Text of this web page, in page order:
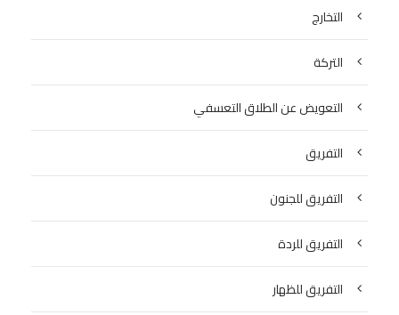
التخارج
التركة
التعويض عن الطلاق التعسفي
التفريق
التفريق للجنون
التفريق للردة
التفريق للظهار